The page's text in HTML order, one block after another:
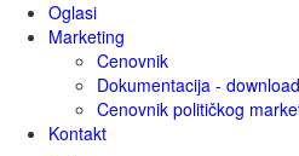
Oglasi
Marketing
Cenovnik
Dokumentacija - download
Cenovnik političkog
Kontakt